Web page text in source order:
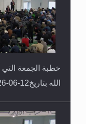
خطبة الجمعة التي
الله بتاريخ12-06-2026